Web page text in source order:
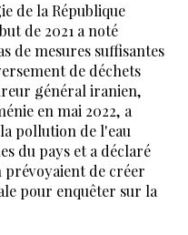
de la République
de 2021 a noté
de mesures suffisantes
de déchets
général iranien,
en mai 2022, a
pollution de l'eau
du pays et a déclaré
prévoyaient de créer
pour enquêter sur la